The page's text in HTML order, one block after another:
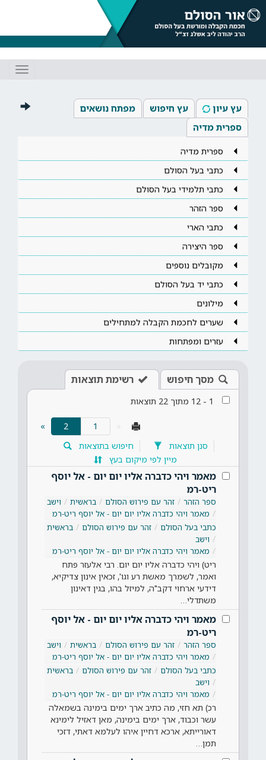
עץ עיון עץ חיפוש
מפתח נושאים
ספרית מדיה
ספרית מדיה
כתבי בעל הסולם
כתבי תלמידי בעל הסולם
ספר הזהר
כתבי הארי
ספר היצירה
מקובלים נוספים
כתבי יד בעל הסולם
מילונים
שערים לחכמת הקבלה למתחילים
עזרים ומפתחות
מסך חיפוש רשימת תוצאות
1
-
12 מתוך 22 תוצאות
2
»
סנן תוצאות
חיפוש בתוצאות
מיין לפי מיקום בעץ
מאמר ויהי כדברה אליו יום יום - אל יוסף
ריט-רמ
ספר הזהר זהר עם פירוש הסולם בראשית
וישב
מאמר ויהי כדברה אליו יום יום - אל יוסף ריט-רמ
כתבי בעל הסולם
זהר עם פירוש הסולם
בראשית
וישב
מאמר ויהי כדברה אליו יום יום - אל יוסף ריט-רמ
ריט) ויהי כדברה אליו יום יום. רבי אלעזר פתח
ואמר, לשמרך מאשת רע וגו', זכאין אינון צדיקיא,
דידעי ארחוי דקב"ה, למיזל בהו, בגין דאינון
משתדלי…
מאמר ויהי כדברה אליו יום יום - אל יוסף
ריט-רמ
ספר הזהר זהר עם פירוש הסולם בראשית
וישב
מאמר ויהי כדברה אליו יום יום - אל יוסף ריט-רמ
כתבי בעל הסולם
זהר עם פירוש הסולם
בראשית
וישב
מאמר ויהי כדברה אליו יום יום - אל יוסף ריט-רמ
רכ) תא חזי, מה כתיב ארך ימים בימינה בשמאלה
עשר וכבוד, ארך ימים בימינה, מאן דאזיל לימינא
דאורייתא, ארכא דחיין איהו לעלמא דאתי, דזכי
תמן…